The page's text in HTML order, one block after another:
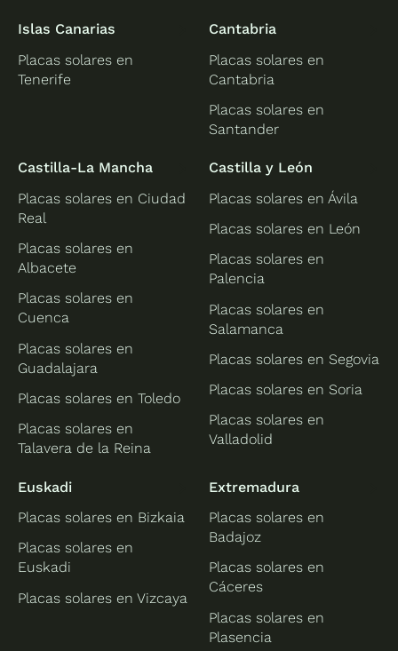
Islas Canarias
Placas solares en
Tenerife
Cantabria
Placas solares en
Cantabria
Placas solares en
Santander
Castilla-La Mancha
Placas solares en Ciudad
Real
Placas solares en
Albacete
Placas solares en
Cuenca
Placas solares en
Guadalajara
Placas solares en Toledo
Placas solares en
Talavera de la Reina
Castilla y León
Placas solares en Ávila
Placas solares en León
Placas solares en
Palencia
Placas solares en
Salamanca
Placas solares en Segovia
Placas solares en Soria
Placas solares en
Valladolid
Euskadi
Placas solares en Bizkaia
Placas solares en
Euskadi
Placas solares en Vizcaya
Extremadura
Placas solares en
Badajoz
Placas solares en
Cáceres
Placas solares en
Plasencia